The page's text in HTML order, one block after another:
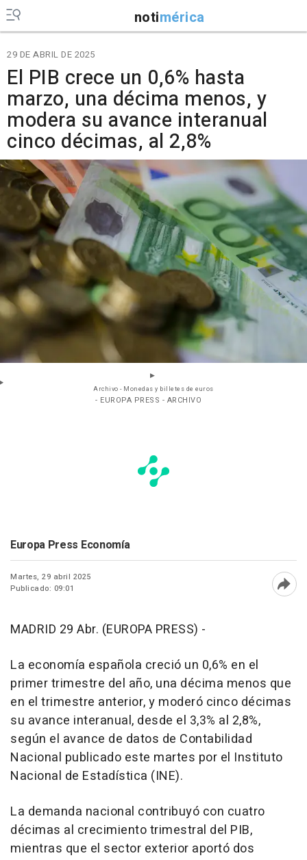
notimérica
29 DE ABRIL DE 2025
El PIB crece un 0,6% hasta
marzo, una décima menos, y
modera su avance interanual
cinco décimas, al 2,8%
Archivo - Monedas y billetes de euros
- EUROPA PRESS - ARCHIVO
Europa Press Economía
Martes, 29 abril 2025
Publicado: 09:01
MADRID 29 Abr. (EUROPA PRESS) -
La economía española creció un 0,6% en el
primer trimestre del año, una décima menos que
en el trimestre anterior, y moderó cinco décimas
su avance interanual, desde el 3,3% al 2,8%,
según el avance de datos de Contabilidad
Nacional publicado este martes por el Instituto
Nacional de Estadística (INE).
La demanda nacional contribuyó con cuatro
décimas al crecimiento trimestral del PIB,
mientras que el sector exterior aportó dos